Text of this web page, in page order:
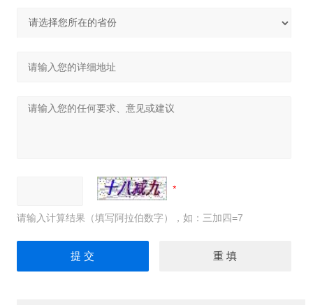
请输入计算结果（填写阿拉伯数字），如：三加四=7